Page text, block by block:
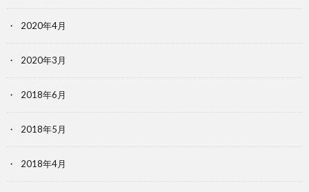
2020年4月
2020年3月
2018年6月
2018年5月
2018年4月